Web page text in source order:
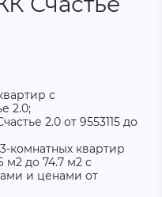
с
2.0;
2.0 от 9553115 до
комнатных квартир
до 74.7 м2 с
и ценами от